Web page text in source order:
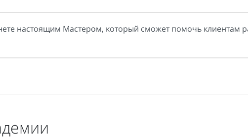
настоящим Мастером, который сможет помочь клиентам